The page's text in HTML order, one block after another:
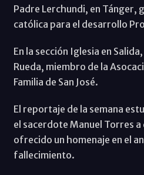
Padre Lerchundi, en Tánger,
católica para el desarrollo
En la sección Iglesia en
Rueda, miembro de la
Familia de San José.
El reportaje de la semana
el sacerdote Manuel Torres a
ofrecido un homenaje en el
fallecimiento.